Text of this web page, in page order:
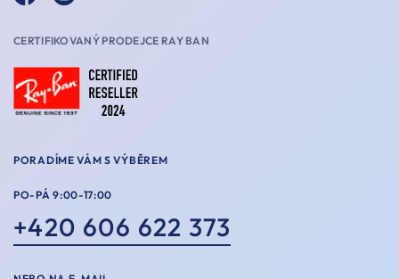
CERTIFIKOVANÝ PRODEJCE RAY BAN
PORADÍME VÁM S VÝBĚREM
PO-PÁ 9:00-17:00
+420 606 622 373